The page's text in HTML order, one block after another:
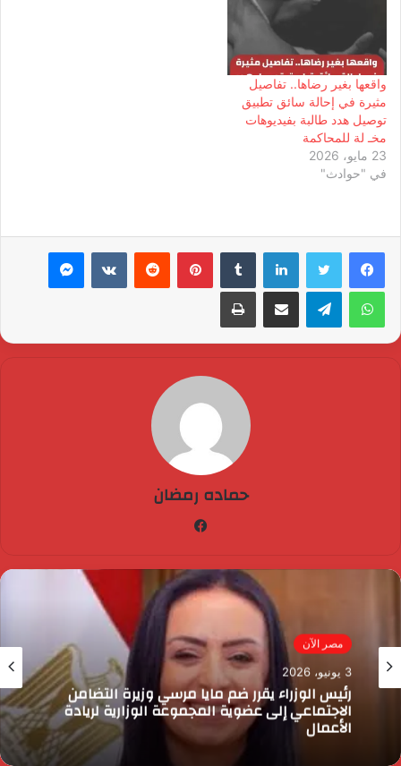
واقعها بغير رضاها.. تفاصيل
مثيرة في إحالة سائق تطبيق
توصيل هدد طالبة بفيديوهات
مخـ لة للمحاكمة
23 مايو، 2026
في "حوادث"
لينكدإن بينتيريست ماسنجر
واتساب تيلقرام مشاركة عبر البريد طباعة
حماده رمضان
مصر الآن
3 يونيو، 2026
رئيس الوزراء يقرر ضم مايا مرسي وزيرة التضامن
الاجتماعي إلى عضوية المجموعة الوزارية لريادة
الأعمال